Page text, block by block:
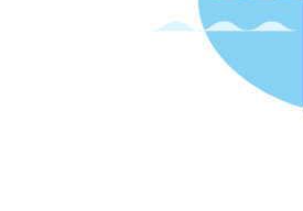
「カッパ伝説」を追え！～後編～